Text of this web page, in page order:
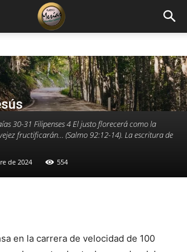
30-31 Filipenses 4 El justo florecerá como la
fructificarán… (Salmo 92:12-14). La escritura de
de 2024 554
en la carrera de velocidad de 100